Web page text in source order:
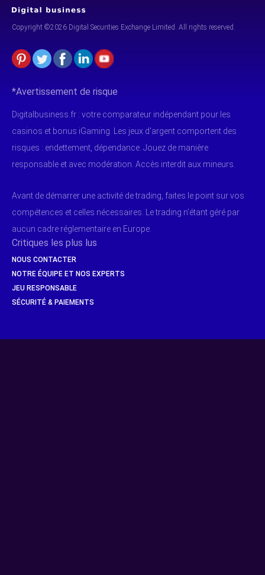
Copyright ©2026 Digital Securities Exchange Limited. All rights reserved.
*Avertissement de risque
Digitalbusiness.fr : votre comparateur indépendant pour les
casinos et bonus iGaming. Les jeux d'argent comportent des
risques : endettement, dépendance. Jouez de manière
responsable et avec modération. Accès interdit aux mineurs.
Avant de démarrer une activité de trading, faites le point sur vos
compétences et celles nécessaires. Le trading n’étant géré par
aucun cadre réglementaire en Europe.
Critiques les plus lus
NOUS CONTACTER
NOTRE ÉQUIPE ET NOS EXPERTS
JEU RESPONSABLE
SÉCURITÉ & PAIEMENTS